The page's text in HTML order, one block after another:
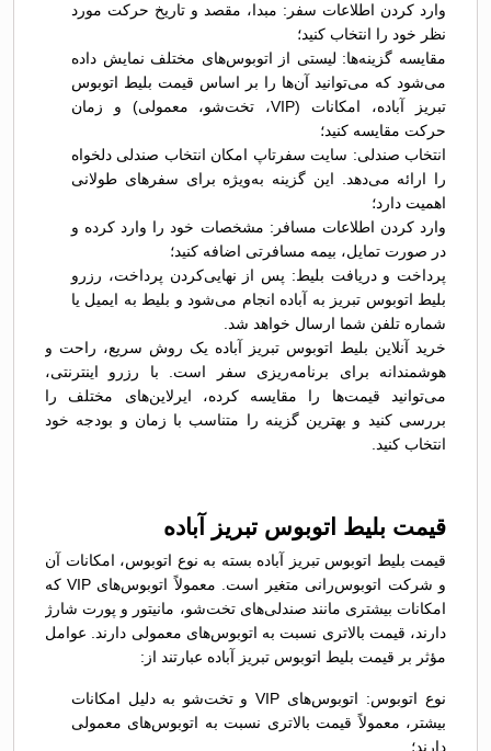
وارد کردن اطلاعات سفر: مبدا، مقصد و تاریخ حرکت مورد
نظر خود را انتخاب کنید؛
مقایسه گزینه‌ها: لیستی از اتوبوس‌های مختلف نمایش داده
می‌شود که می‌توانید آن‌ها را بر اساس قیمت بلیط اتوبوس
تبريز آباده، امکانات (VIP، تخت‌شو، معمولی) و زمان
حرکت مقایسه کنید؛
انتخاب صندلی: سایت سفرتاپ امکان انتخاب صندلی دلخواه
را ارائه می‌دهد. این گزینه به‌ویژه برای سفرهای طولانی
اهمیت دارد؛
وارد کردن اطلاعات مسافر: مشخصات خود را وارد کرده و
در صورت تمایل، بیمه مسافرتی اضافه کنید؛
پرداخت و دریافت بلیط: پس از نهایی‌کردن پرداخت، رزرو
بلیط اتوبوس تبريز به آباده انجام می‌شود و بلیط به ایمیل یا
شماره تلفن شما ارسال خواهد شد.
خرید آنلاین بلیط اتوبوس تبريز آباده یک روش سریع، راحت و
هوشمندانه برای برنامه‌ریزی سفر است. با رزرو اینترنتی،
می‌توانید قیمت‌ها را مقایسه کرده، ایرلاین‌های مختلف را
بررسی کنید و بهترین گزینه را متناسب با زمان و بودجه خود
انتخاب کنید.
قیمت بلیط اتوبوس تبريز آباده
قیمت بلیط اتوبوس تبريز آباده بسته به نوع اتوبوس، امکانات آن
و شرکت اتوبوس‌رانی متغیر است. معمولاً اتوبوس‌های VIP که
امکانات بیشتری مانند صندلی‌های تخت‌شو، مانیتور و پورت شارژ
دارند، قیمت بالاتری نسبت به اتوبوس‌های معمولی دارند. عوامل
مؤثر بر قیمت بلیط اتوبوس تبريز آباده عبارتند از:
نوع اتوبوس: اتوبوس‌های VIP و تخت‌شو به دلیل امکانات
بیشتر، معمولاً قیمت بالاتری نسبت به اتوبوس‌های معمولی
دارند؛